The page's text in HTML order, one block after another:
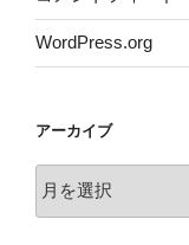
WordPress.org
アーカイブ
ー